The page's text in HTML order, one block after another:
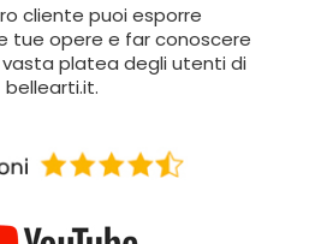
cliente puoi esporre
tue opere e far conoscere
platea degli utenti di
bellearti.it.